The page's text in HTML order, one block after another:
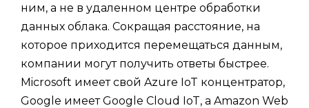
ним, а не в удаленном центре обработки
данных облака. Сокращая расстояние, на
которое приходится перемещаться данным,
компании могут получить ответы быстрее.
Microsoft имеет свой Azure IoT концентратор,
Google имеет Google Cloud IoT, а Amazon Web